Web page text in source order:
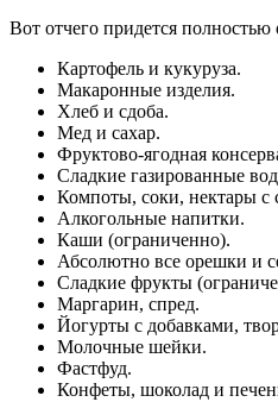
Вот отчего придется полностью
Картофель и кукуруза.
Макаронные изделия.
Хлеб и сдоба.
Мед и сахар.
Фруктово-ягодная
Сладкие газированные
Компоты, соки, нектары с
Алкогольные напитки.
Каши (ограниченно).
Абсолютно все орешки и
Сладкие фрукты
Маргарин, спред.
Йогурты с добавками,
Молочные шейки.
Фастфуд.
Конфеты, шоколад и